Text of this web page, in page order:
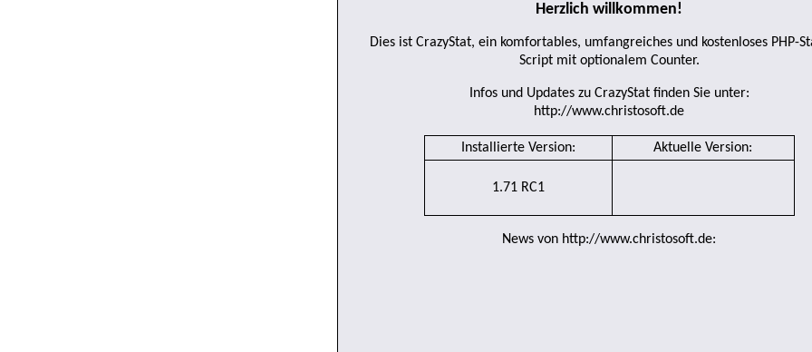
Herzlich willkommen!
Dies ist CrazyStat, ein komfortables, umfangreiches und kostenloses PHP-
Script mit optionalem Counter.
Infos und Updates zu CrazyStat finden Sie unter:
http://www.christosoft.de
Installierte Version: Aktuelle Version:
1.71 RC1
News von http://www.christosoft.de: